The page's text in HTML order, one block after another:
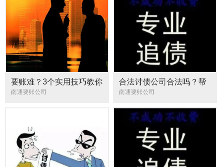
要账难？3个实用技巧教你
合法有效追讨欠款，关键
南通要账公司
合法讨债公司合法吗？帮
忙追债却易越界，界限区
南通要账公司